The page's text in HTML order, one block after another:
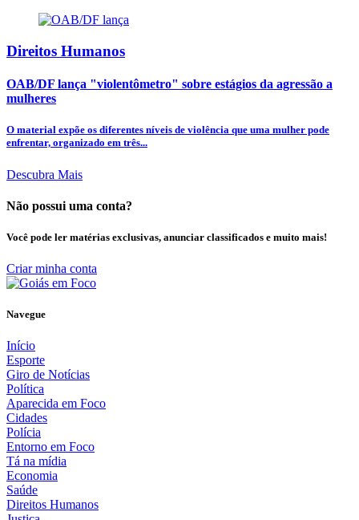
Direitos Humanos
OAB/DF lança "violentômetro" sobre estágios da agressão a
mulheres
O material expõe os diferentes níveis de violência que uma mulher pode
enfrentar, organizado em três...
Descubra Mais
Não possui uma conta?
Você pode ler matérias exclusivas, anunciar classificados e muito mais!
Criar minha conta
Navegue
Início
Esporte
Giro de Notícias
Política
Aparecida em Foco
Cidades
Polícia
Entorno em Foco
Tá na mídia
Economia
Saúde
Direitos Humanos